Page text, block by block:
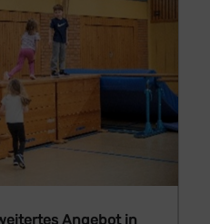
Angebot in